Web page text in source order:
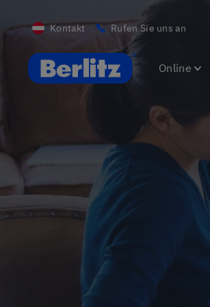
Kontakt Rufen Sie uns an
Berlitz AT
Online